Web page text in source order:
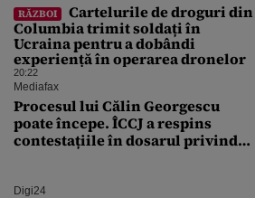
RĂZBOI
Cartelurile de droguri din
Columbia trimit soldați în
Ucraina pentru a dobândi
experiență în operarea dronelor
20:22
Mediafax
Procesul lui Călin Georgescu
poate începe. ÎCCJ a respins
contestațiile în dosarul privind
Digi24